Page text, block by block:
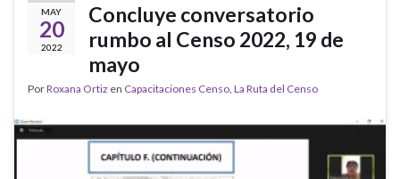
MAY
20
2022
Concluye conversatorio
rumbo al Censo 2022, 19 de
mayo
PorRoxana Ortiz en Capacitaciones Censo La Ruta del Censo